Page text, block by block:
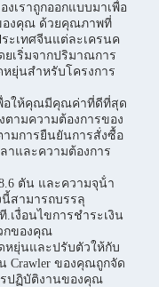
เราถูกออกแบบมาเพื่อ
องคุณ ด้วยคุณภาพที่
ะเทศจีนแต่ละเครนค
ยเริ่มจากปริมาณการ
ยุ่นสําหรับโครงการ
พื่อให้คุณมีคุณค่าที่ดีที่สุด
ตามความต้องการของ
มการยืนยันการสั่งซื้อ
าและความต้องการ
ตัน และความจุน้ํา
สามารถบรรลุ
.เงื่อนไขการชําระเงิน
กของคุณ
หยุ่นและปรับตัวให้กับ
Crawler ของคุณถูกจัด
รปฏิบัติงานของคุณ